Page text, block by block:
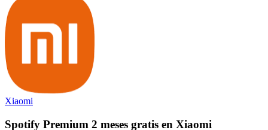
Xiaomi
Spotify Premium 2 meses gratis en Xiaomi